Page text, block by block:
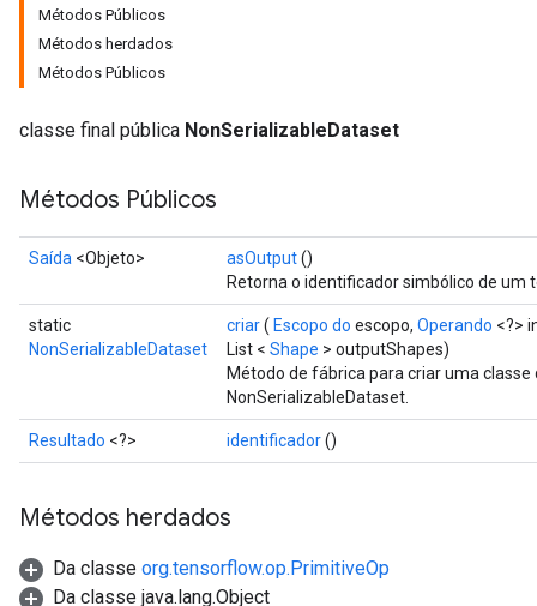
Métodos Públicos
Métodos herdados
Métodos Públicos
classe final pública NonSerializableDataset
Métodos Públicos
Saída <Objeto> asOutput()
Retorna o identificador simbólico de um
static
NonSerializableDataset
criar( Escopo do escopo, Operando <?>
List < Shape > outputShapes)
Método de fábrica para criar uma
NonSerializableDataset.
Resultado <?> identificador()
Métodos herdados
Da classe org.tensorflow.op.PrimitiveOp
Da classe java.lang.Object